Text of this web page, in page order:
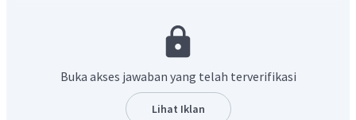
Buka akses jawaban yang telah terverifikasi
Lihat Iklan